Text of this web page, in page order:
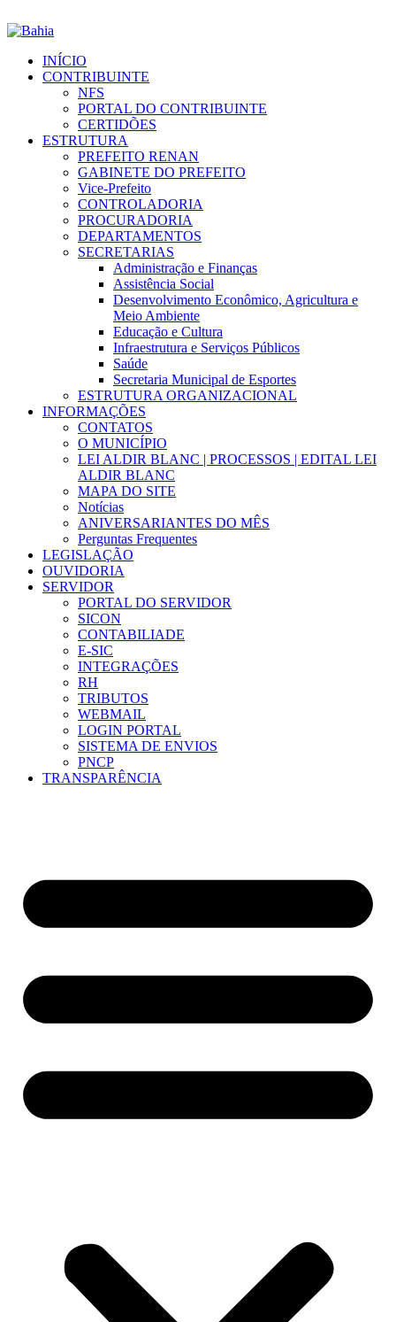
INÍCIO
CONTRIBUINTE
NFS
PORTAL DO CONTRIBUINTE
CERTIDÕES
ESTRUTURA
PREFEITO RENAN
GABINETE DO PREFEITO
Vice-Prefeito
CONTROLADORIA
PROCURADORIA
DEPARTAMENTOS
SECRETARIAS
Administração e Finanças
Assistência Social
Desenvolvimento Econômico, Agricultura e
Meio Ambiente
Educação e Cultura
Infraestrutura e Serviços Públicos
Saúde
Secretaria Municipal de Esportes
ESTRUTURA ORGANIZACIONAL
INFORMAÇÕES
CONTATOS
O MUNICÍPIO
LEI ALDIR BLANC | PROCESSOS | EDITAL LEI
ALDIR BLANC
MAPA DO SITE
Notícias
ANIVERSARIANTES DO MÊS
Perguntas Frequentes
LEGISLAÇÃO
OUVIDORIA
SERVIDOR
PORTAL DO SERVIDOR
SICON
CONTABILIADE
E-SIC
INTEGRAÇÕES
RH
TRIBUTOS
WEBMAIL
LOGIN PORTAL
SISTEMA DE ENVIOS
PNCP
TRANSPARÊNCIA